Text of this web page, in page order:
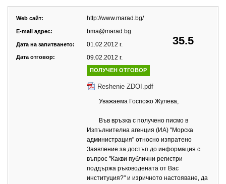
35.5
Web сайт: http://www.marad.bg/
E-mail адрес: bma@marad.bg
Дата на запитването: 01.02.2012 г.
Дата отговор: 09.02.2012 г.
ПОЛУЧЕН ОТГОВОР
Reshenie ZDOI.pdf
Уважаема Госпожо Жулева,
Във връзка с получено писмо в
Изпълнителна агенция (ИА) "Морска
администрация" относно изпратено
Заявление за достъп до информация с
въпрос "Какви публични регистри
поддържа ръководената от Вас
институция?" и изричното настояване, да